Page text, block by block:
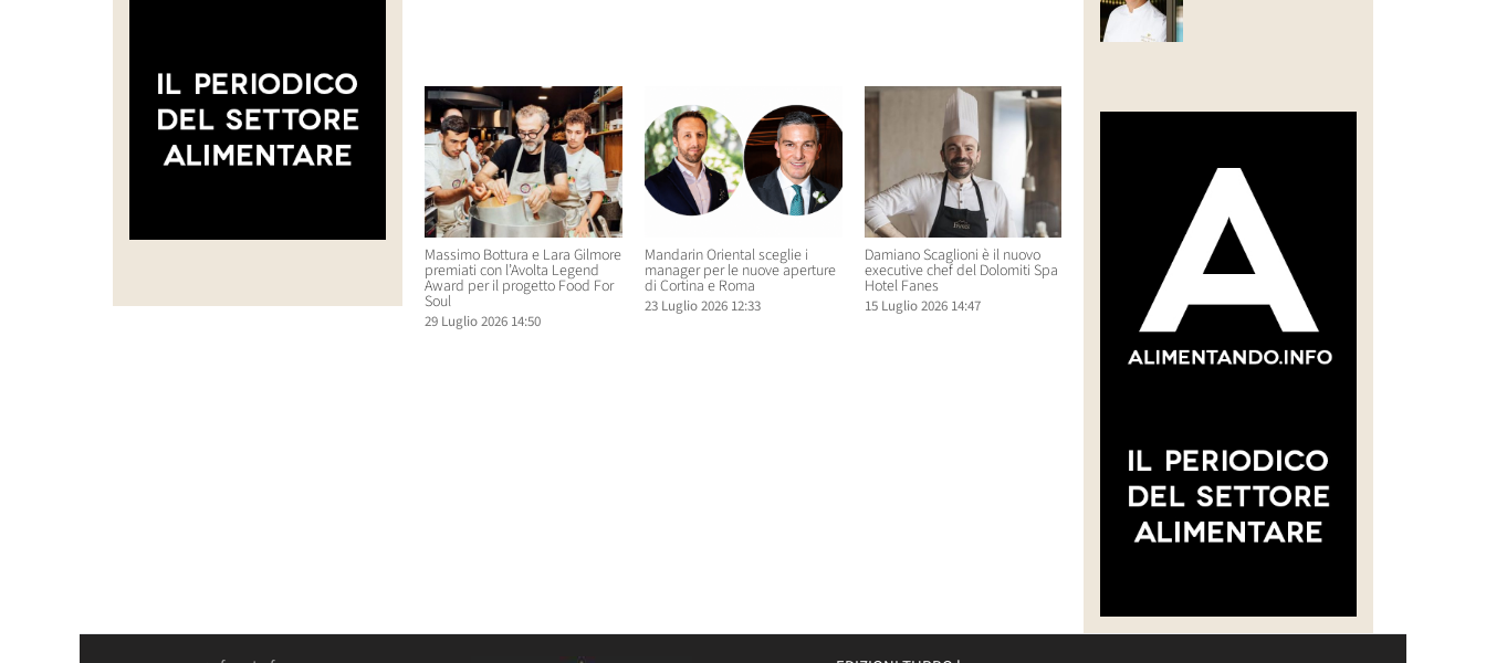
Massimo Bottura e Lara Gilmore
premiati con l’Avolta Legend
Award per il progetto Food For
Soul
29 Luglio 2026 14:50
Mandarin Oriental sceglie i
manager per le nuove aperture
di Cortina e Roma
23 Luglio 2026 12:33
Damiano Scaglioni è il nuovo
executive chef del Dolomiti Spa
Hotel Fanes
15 Luglio 2026 14:47
Massimo Bottura e Lara Gilmore
premiati con l’Avolta Legend
Award per il progetto Food For
29 Luglio 2026 14:50
23 Luglio 2026 12:33